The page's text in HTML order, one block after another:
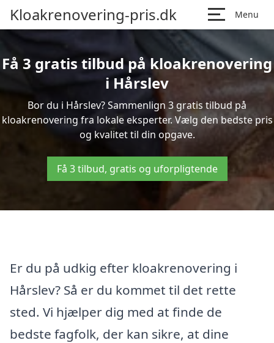
Kloakrenovering-pris.dk Menu
Få 3 gratis tilbud på kloakrenovering
i Hårslev
Bor du i Hårslev? Sammenlign 3 gratis tilbud på
kloakrenovering fra lokale eksperter. Vælg den bedste pris
og kvalitet til din opgave.
Få 3 tilbud, gratis og uforpligtende
Er du på udkig efter kloakrenovering i
Hårslev? Så er du kommet til det rette
sted. Vi hjælper dig med at finde de
bedste fagfolk, der kan sikre, at dine